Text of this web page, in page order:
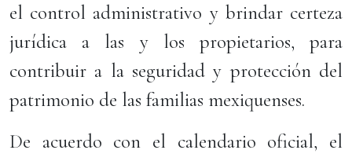
el control administrativo y brindar certeza
jurídica a las y los propietarios, para
contribuir a la seguridad y protección del
patrimonio de las familias mexiquenses.
De acuerdo con el calendario oficial, el